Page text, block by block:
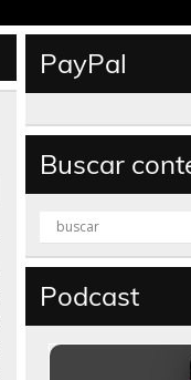
PayPal
Buscar
Podcast